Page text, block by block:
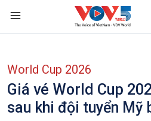
Nhảy đến nội dung
World Cup 2026
Giá vé World Cup
sau khi đội tuyển Mỹ